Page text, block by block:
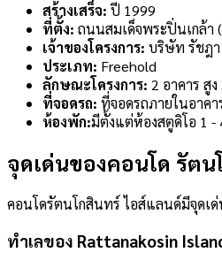
สร้างเสร็จ:ปี 1999
ที่ตั้ง: ถนนสมเด็จพระปิ่นเกล้า
เจ้าของโครงการ: บริษัท รัชฎา
ประเภท: Freehold
ลักษณะโครงการ: 2 อาคาร สู
ที่จอดรถ: ที่จอดรถภายในอาค
ห้องพัก:มีตั้งแต่ห้องสตูดิโอ 1 -
จุดเด่นของคอนโด รัต
คอนโดรัตนโกสินทร์ ไอส์แลนด์มีจุดเ
ทำเลของ Rattanakosin